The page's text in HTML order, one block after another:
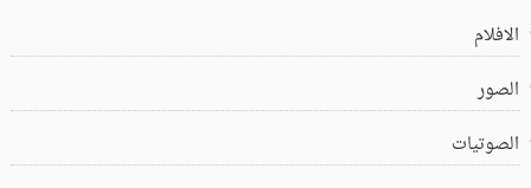
الافلام
الصور
الصوتيات